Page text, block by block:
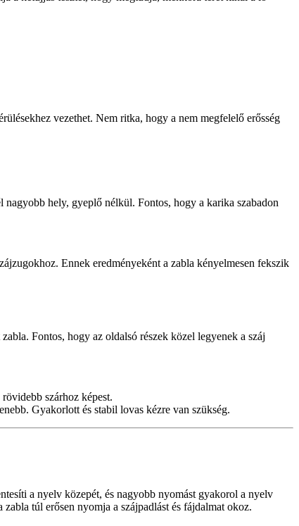
vezethet. Nem ritka, hogy a nem megfelelő erősség
hely, gyeplő nélkül. Fontos, hogy a karika szabadon
Ennek eredményeként a zabla kényelmesen fekszik
Fontos, hogy az oldalsó részek közel legyenek a száj
szárhoz képest.
Gyakorlott és stabil lovas kézre van szükség.
a nyelv közepét, és nagyobb nyomást gyakorol a nyelv
túl erősen nyomja a szájpadlást és fájdalmat okoz.